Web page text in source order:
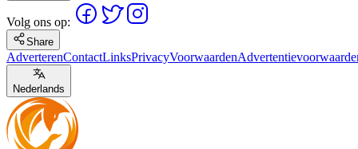
Volg ons op:
Share
AdverterenContactLinksPrivacyVoorwaarden
Nederlands